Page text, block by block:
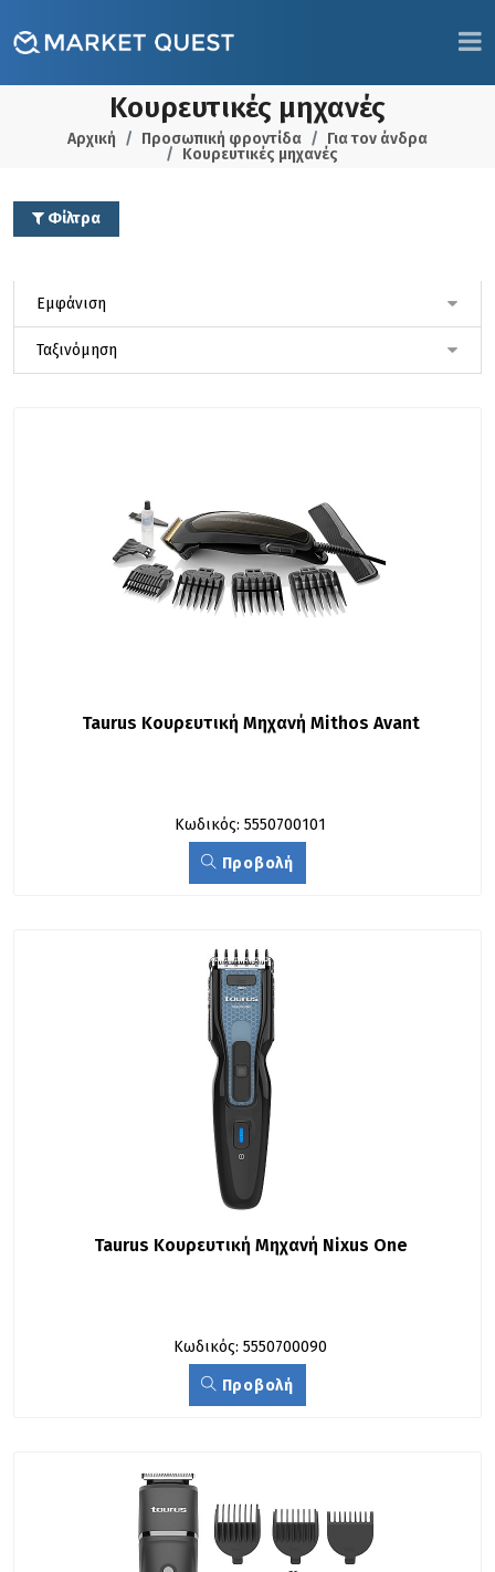
Κουρευτικές μηχανές
Αρχική Προσωπική φροντίδα
Για τον άνδρα
Κουρευτικές μηχανές
Φίλτρα
Taurus Κουρευτική Μηχανή Mithos Avant
Κωδικός: 5550700101
Προβολή
Taurus Κουρευτική Μηχανή Nixus One
Κωδικός: 5550700090
Προβολή